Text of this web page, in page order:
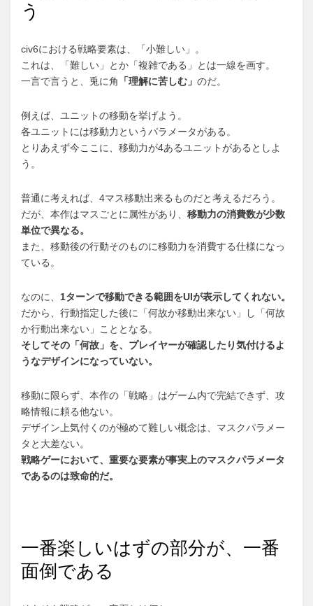
う
civ6における戦略要素は、「小難しい」。
これは、「難しい」とか「複雑である」とは一線を画す。
一言で言うと、兎に角
「理解に苦しむ」 のだ。
例えば、ユニットの移動を挙げよう。
各ユニットには移動力というパラメータがある。
とりあえず今ここに、移動力が4あるユニットがあるとしよ
う。
普通に考えれば、4マス移動出来るものだと考えるだろう。
だが、本作はマスごとに属性があり、 移動力の消費数が少数
単位で異なる。
また、移動後の行動そのものに移動力を消費する仕様になっ
ている。
なのに、 1ターンで移動できる範囲をUIが表示してくれない。
だから、行動指定した後に「何故か移動出来ない」し「何故
か行動出来ない」こととなる。
そしてその「何故」を、プレイヤーが確認したり気付けるよ
うなデザインになっていない。
移動に限らず、本作の「戦略」はゲーム内で完結できず、攻
略情報に頼る他ない。
デザイン上気付くのが極めて難しい概念は、マスクパラメー
タと大差ない。
戦略ゲーにおいて、重要な要素が事実上のマスクパラメータ
であるのは致命的だ。
一番楽しいはずの部分が、一番
面倒である